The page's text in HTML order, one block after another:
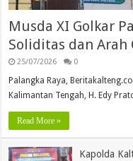
Musda XI Golkar
Soliditas dan Arah
25/07/2026 0
Palangka Raya,
Kalimantan Tengah, H. Edy
Read More »
Kapolda